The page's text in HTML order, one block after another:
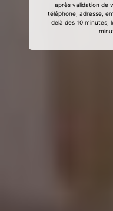
après validation de
téléphone, adresse,
delà des 10 minutes,